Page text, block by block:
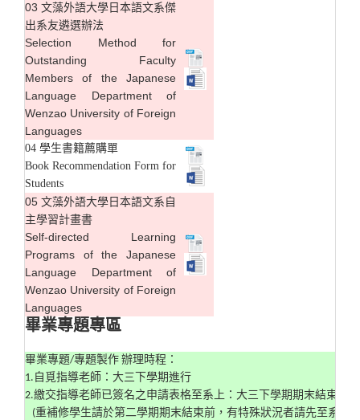
03 文藻外語大學日本語文系傑
出系友遴選辦法
Selection Method for
Outstanding Faculty
Members of the Japanese
Language Department of
Wenzao University of Foreign
Languages
04 學生書籍薦購單
Book Recommendation Form for
Students
05 文藻外語大學日本語文系自
主學習計畫書
Self-directed Learning
Programs of the Japanese
Language Department of
Wenzao University of Foreign
Languages
畢業專題專區
畢業專題/專題製作 辦理時程：
1. 自覓指導老師：大三下學期進行
2.繳交指導老師已簽名之申請表格至系上：大三下學期期末結束前
(重補修學生請於第二學期期末結束前，有特殊狀況者請先至系辦